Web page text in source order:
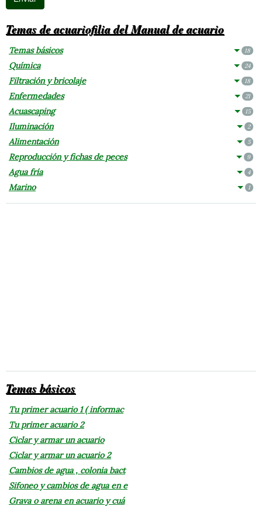
Temas de acuariofilia del Manual de acuario
Temas básicos 18
Química 24
Filtración y bricolaje 18
Enfermedades 21
Acuascaping 15
Iluminación 2
Alimentación 5
Reproducción y fichas de peces 9
Agua fría 4
Marino 1
Temas básicos
Tu primer acuario 1 ( informac
Tu primer acuario 2
Ciclar y armar un acuario
Ciclar y armar un acuario 2
Cambios de agua , colonia bact
Sifoneo y cambios de agua en e
Grava o arena en acuario y cuá